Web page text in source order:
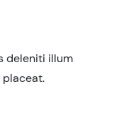
deleniti illum